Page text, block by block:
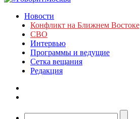
Новости
Конфликт на Ближнем Востоке
СВО
Интервью
Программы и ведущие
Сетка вещания
Редакция